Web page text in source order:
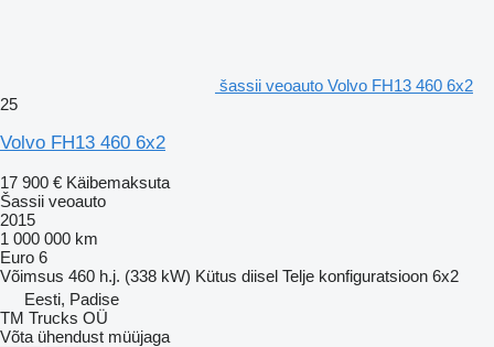
šassii veoauto Volvo FH13 460 6x2
25
Volvo FH13 460 6x2
17 900 € Käibemaksuta
Šassii veoauto
2015
1 000 000 km
Euro 6
Võimsus 460 h.j. (338 kW) Kütus diisel Telje konfiguratsioon 6x2
Eesti, Padise
TM Trucks OÜ
Võta ühendust müüjaga